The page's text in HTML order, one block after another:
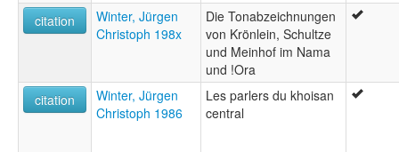
citation
Winter, Jürgen
Christoph 198x
Die Tonabzeichnungen
von Krönlein, Schultze
und Meinhof im Nama
und !Ora
citation
Winter, Jürgen
Christoph 1986
Les parlers du khoisan
central